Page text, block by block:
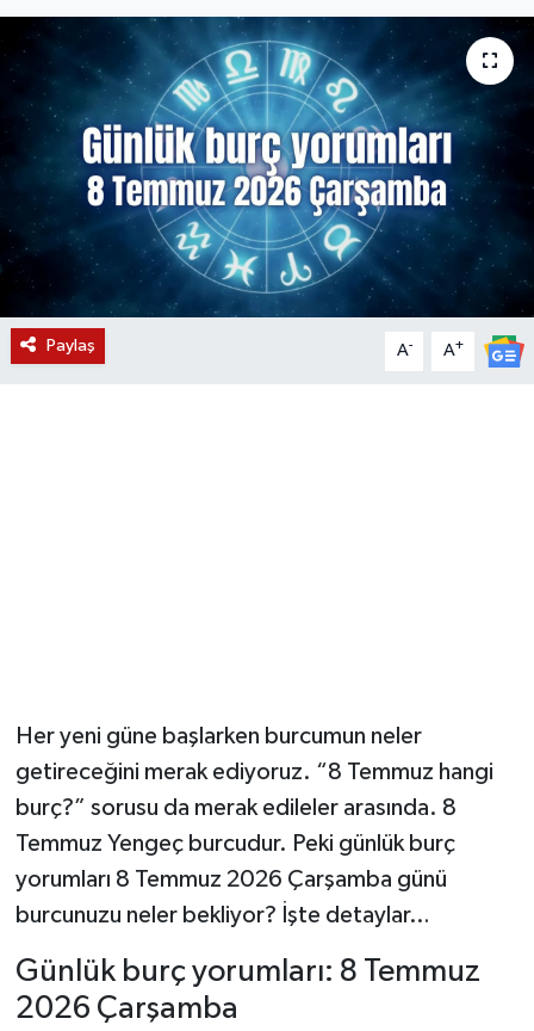
Paylaş A- A+
Her yeni güne başlarken burcumun neler
getireceğini merak ediyoruz. “8 Temmuz hangi
burç?” sorusu da merak edileler arasında. 8
Temmuz Yengeç burcudur. Peki günlük burç
yorumları 8 Temmuz 2026 Çarşamba günü
burcunuzu neler bekliyor? İşte detaylar…
Günlük burç yorumları: 8 Temmuz
2026 Çarşamba
DEMİRCİ
GÖLMARMARA
GÖRDES
KÖPRÜBAŞI
SOMA
SARUHANLI
ŞEHZADELER
SELENDİ
SOMA
TURGUTLU
YUNUSEMRE
YAŞAM
LIFE
BİLİM VE TEKNOLOJİ
YAZARLAR
MANİSA'NIN YÖRESEL LEZZETLERİ
MANİSA'YI KEŞFET